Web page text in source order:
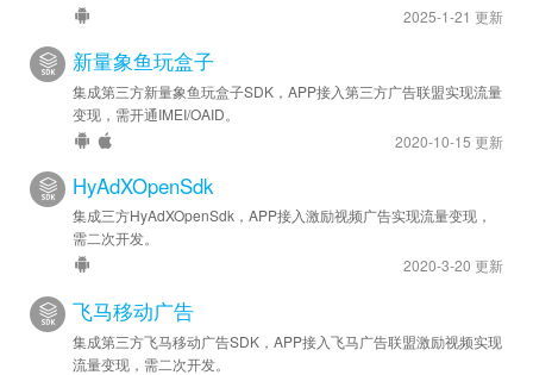
苹果优化 - SDK 升级至 v7.1.0.7
2025-06-09
安卓优化 - SDK 升级至 v6.9.0.6
苹果优化 - SDK 升级至 v6.9.0.7
2025-06-06
苹果新增 - 苹果版开屏广告已支持底部 LOGO 区（需结合
启动屏插件使用）
安卓优化 - SDK 升级至 v6.6.0.7
苹果优化 - SDK 升级至 v6.7.0.1
2025-1-21 更新
新量象鱼玩盒子
集成第三方新量象鱼玩盒子SDK，APP接入第三方广告联盟实现流量
变现，需开通IMEI/OAID。
2020-10-15 更新
HyAdXOpenSdk
集成三方HyAdXOpenSdk，APP接入激励视频广告实现流量变现，
需二次开发。
2020-3-20 更新
飞马移动广告
集成第三方飞马移动广告SDK，APP接入飞马广告联盟激励视频实现
流量变现，需二次开发。